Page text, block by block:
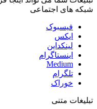
شبکه های اجتماعی
فیسبوک
ایکس
لینکداین
اینستاگرام
Medium
تلگرام
خوراک
تبلیغات متنی